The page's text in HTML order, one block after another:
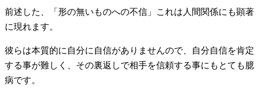
前述した、「形の無いものへの不信」これは人間関係にも顕著
に現れます。
彼らは本質的に自分に自信がありませんので、自分自信を肯定
する事が難しく、その裏返しで相手を信頼する事にもとても臆
病です。